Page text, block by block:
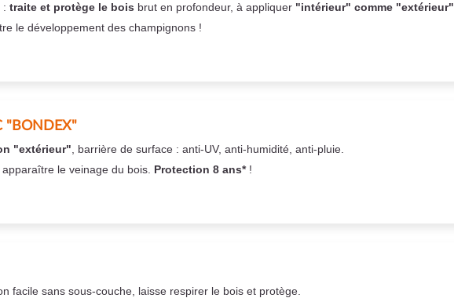
: traite et protège le bois brut en profondeur, à appliquer "intérieur" comme "extérieur"
le développement des champignons !
"BONDEX"
"extérieur" , barrière de surface : anti-UV, anti-humidité, anti-pluie.
le veinage du bois. Protection 8 ans*!
facile sans sous-couche, laisse respirer le bois et protège.